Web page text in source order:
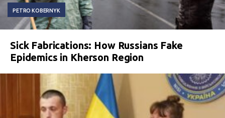
PETRO KOBERNYK
Sick Fabrications: How Russians Fake
Epidemics in Kherson Region